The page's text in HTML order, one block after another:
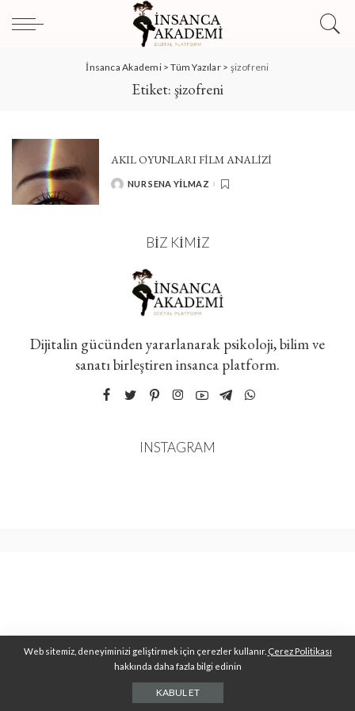
İnsanca Akademi>Tüm Yazılar> şizofreni
Etiket: şizofreni
AKIL OYUNLARI FİLM ANALİZİ
POSTEDNUR SENA YILMAZ
BIZ KIMIZ
Dijitalin gücünden yararlanarak psikoloji, bilim ve
sanatı birleştiren insanca platform.
INSTAGRAM
Web sitemiz, deneyiminizi geliştirmek için çerezler kullanır. Çerez Politikası
hakkında daha fazla bilgi edinin
KABUL ET